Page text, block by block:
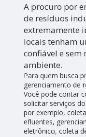
A procuro por
de resíduos
extremamente
locais tenham
confiável e sem
ambiente.
Para quem busca
gerenciamento de
Você pode contar
solicitar serviços
por exemplo,
efluentes,
eletrônico, coleta